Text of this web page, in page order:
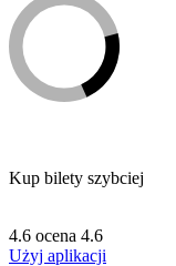
Kup bilety szybciej
4.6 ocena 4.6
Użyj aplikacji